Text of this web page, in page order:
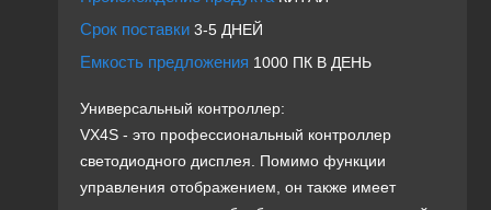
Срок поставки 3-5 ДНЕЙ
Емкость предложения 1000 ПК В ДЕНЬ
Универсальный контроллер:
VX4S - это профессиональный контроллер
светодиодного дисплея. Помимо функции
управления отображением, он также имеет